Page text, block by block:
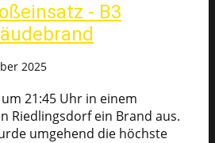
- B3
2025
21:45 Uhr in einem
Riedlingsdorf ein Brand aus.
umgehend die höchste